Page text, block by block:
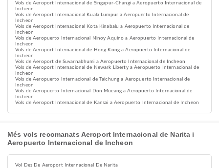
Vols de Aeroport Internacional de Singapur-Changi a Aeropuerto Internacional de
Incheon
Vols de Aeroport Internacional Kuala Lumpur a Aeropuerto Internacional de
Incheon
Vols de Aeroport Internacional Kota Kinabalu a Aeropuerto Internacional de
Incheon
Vols de Aeropuerto Internacional Ninoy Aquino a Aeropuerto Internacional de
Incheon
Vols de Aeroport Internacional de Hong Kong a Aeropuerto Internacional de
Incheon
Vols de Aeroport de Suvarnabhumi a Aeropuerto Internacional de Incheon
Vols de Aeroport Internacional de Newark Liberty a Aeropuerto Internacional de
Incheon
Vols de Aeropuerto Internacional de Taichung a Aeropuerto Internacional de
Incheon
Vols de Aeropuerto Internacional Don Mueang a Aeropuerto Internacional de
Incheon
Vols de Aeroport Internacional de Kansai a Aeropuerto Internacional de Incheon
Més vols recomanats Aeroport Internacional de Narita i
Aeropuerto Internacional de Incheon
Vol Des De Aeroport Internacional De Narita